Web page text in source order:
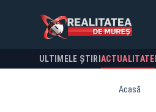
ULTIMELE ȘTIRI ACTUALITATE
Acasă